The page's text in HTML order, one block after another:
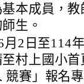
本成員，
生。
月2日至114
村上國小
競賽」報名